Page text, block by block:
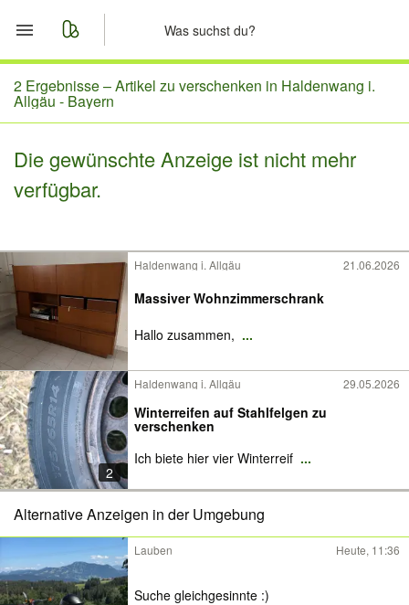
Start
Merkliste
Nachrichten
2 Ergebnisse –Artikel zu verschenken in Haldenwang i.
Allgäu - Bayern
Die gewünschte Anzeige ist nicht mehr
verfügbar.
Haldenwang i. Allgäu 21.06.2026
Massiver Wohnzimmerschrank
Hallo zusammen, ...
2
Haldenwang i. Allgäu 29.05.2026
Winterreifen auf Stahlfelgen zu
verschenken
Ich biete hier vier Winterreif ...
Alternative Anzeigen in der Umgebung
Lauben Heute, 11:36
Suche gleichgesinnte :)